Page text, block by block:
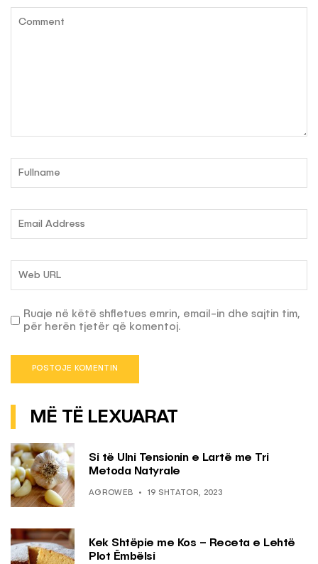
Ruaje në këtë shfletues emrin, email-in dhe sajtin tim,
për herën tjetër që komentoj.
MË TË LEXUARAT
Si të Ulni Tensionin e Lartë me Tri
Metoda Natyrale
AGROWEB 19 SHTATOR, 2023
Kek Shtëpie me Kos – Receta e Lehtë
Plot Ëmbëlsi